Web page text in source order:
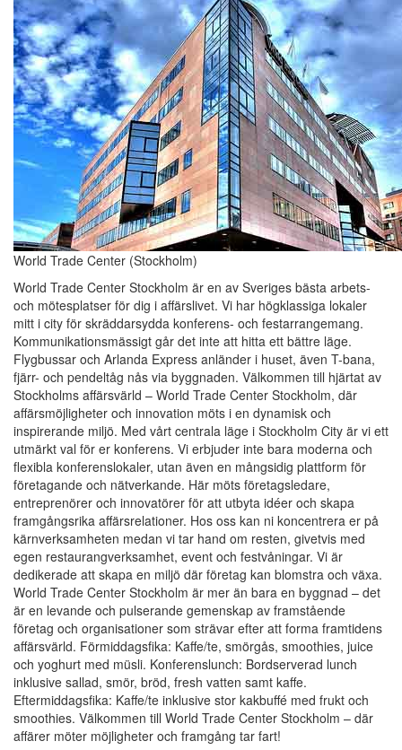
World Trade Center (Stockholm)
World Trade Center Stockholm är en av Sveriges bästa arbets-
och mötesplatser för dig i affärslivet. Vi har högklassiga lokaler
mitt i city för skräddarsydda konferens- och festarrangemang.
Kommunikationsmässigt går det inte att hitta ett bättre läge.
Flygbussar och Arlanda Express anländer i huset, även T-bana,
fjärr- och pendeltåg nås via byggnaden. Välkommen till hjärtat av
Stockholms affärsvärld – World Trade Center Stockholm, där
affärsmöjligheter och innovation möts i en dynamisk och
inspirerande miljö. Med vårt centrala läge i Stockholm City är vi ett
utmärkt val för er konferens. Vi erbjuder inte bara moderna och
flexibla konferenslokaler, utan även en mångsidig plattform för
företagande och nätverkande. Här möts företagsledare,
entreprenörer och innovatörer för att utbyta idéer och skapa
framgångsrika affärsrelationer. Hos oss kan ni koncentrera er på
kärnverksamheten medan vi tar hand om resten, givetvis med
egen restaurangverksamhet, event och festvåningar. Vi är
dedikerade att skapa en miljö där företag kan blomstra och växa.
World Trade Center Stockholm är mer än bara en byggnad – det
är en levande och pulserande gemenskap av framstående
företag och organisationer som strävar efter att forma framtidens
affärsvärld. Förmiddagsfika: Kaffe/te, smörgås, smoothies, juice
och yoghurt med müsli. Konferenslunch: Bordserverad lunch
inklusive sallad, smör, bröd, fresh vatten samt kaffe.
Eftermiddagsfika: Kaffe/te inklusive stor kakbuffé med frukt och
smoothies. Välkommen till World Trade Center Stockholm – där
affärer möter möjligheter och framgång tar fart!